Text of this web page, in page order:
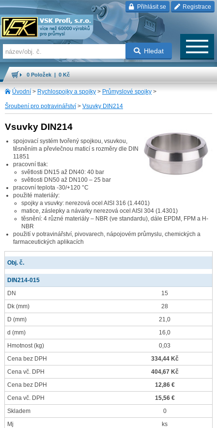
Přihlásit se Registrace
Hledat
0 Položek | 0 Kč
Úvodní > Rychlospojky a spojky > Průmyslové spojky >
Šroubení pro potravinářství > Vsuvky DIN214
Vsuvky DIN214
spojovací systém tvořený spojkou, vsuvkou,
těsněním a převlečnou maticí s rozměry dle DIN
11851
pracovní tlak:
světlosti DN15 až DN40: 40 bar
světlosti DN50 až DN100 – 25 bar
pracovní teplota -30/+120 °C
použité materiály:
spojky a vsuvky: nerezová ocel AISI 316 (1.4401)
matice, záslepky a návarky nerezová ocel AISI 304 (1.4301)
těsnění: 4 různé materiály – NBR (ve standardu), dále EPDM, FPM a H-
NBR
použití v potravinářství, pivovarech, nápojovém průmyslu, chemických a
farmaceutických aplikacích
Obj. č.
DIN214-015
DN
15
Dk (mm)
28
D (mm)
21,0
d (mm)
16,0
Hmotnost(kg)
0,03
Cena bez DPH
334,44 Kč
Cena vč. DPH
404,67 Kč
Cena bez DPH
12,86 €
Cena vč. DPH
15,56 €
Skladem
0
Mj
ks